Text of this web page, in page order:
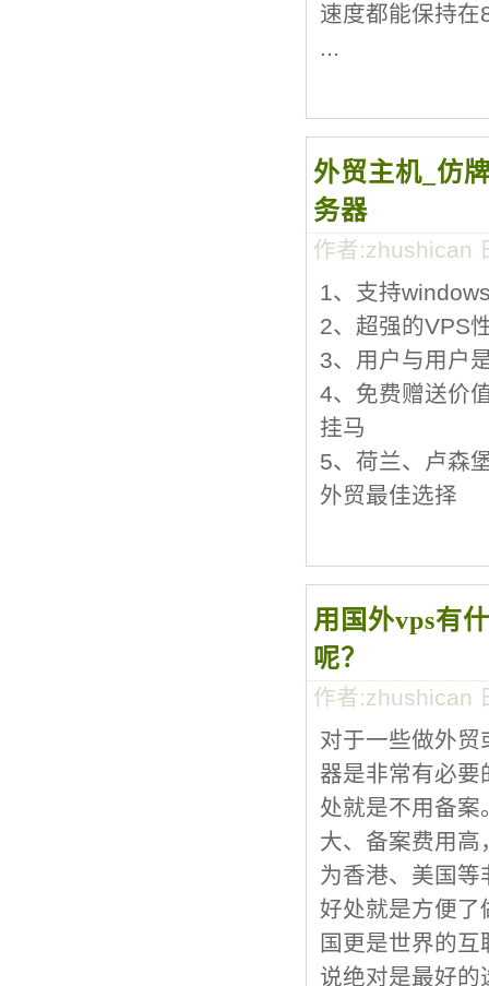
速度都能保持
...
外贸主机_仿
务器
作者:zhushican
1、支持
2、超强的VPS
3、用户与用户
4、免费赠送价
挂马
5、荷兰、卢森
外贸最佳选择
用国外vps有
呢？
作者:zhushican
对于一些做外
器是非常有必
处就是不用备
大、备案费用
为香港、美国
好处就是方便了
国更是世界的
说绝对是最好